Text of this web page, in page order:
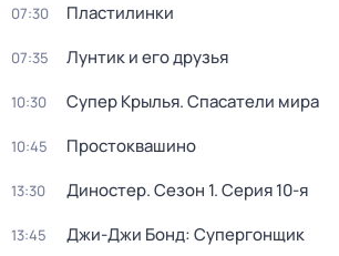
07:30 Пластилинки
07:35 Лунтик и его друзья
10:30 Супер Крылья. Спасатели мира
10:45 Простоквашино
13:30 Диностер. Сезон 1. Серия 10-я
13:45 Джи-Джи Бонд: Супергонщик